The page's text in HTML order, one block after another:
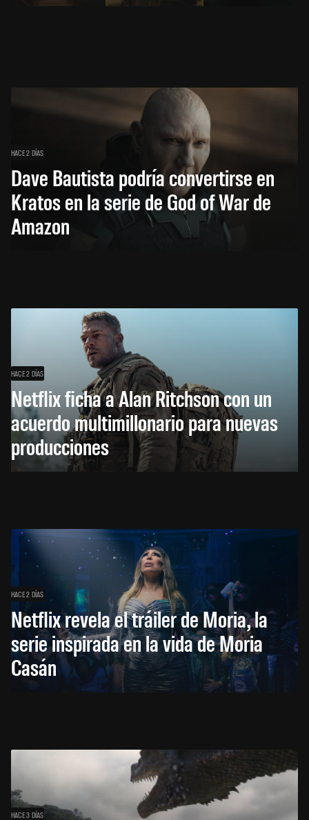
HACE 2 DÍAS
Dave Bautista podría convertirse en
Kratos en la serie de God of War de
Amazon
HACE 2 DÍAS
Netflix ficha a Alan Ritchson con un
acuerdo multimillonario para nuevas
producciones
HACE 2 DÍAS
Netflix revela el tráiler de Moria, la
serie inspirada en la vida de Moria
Casán
HACE 3 DÍAS